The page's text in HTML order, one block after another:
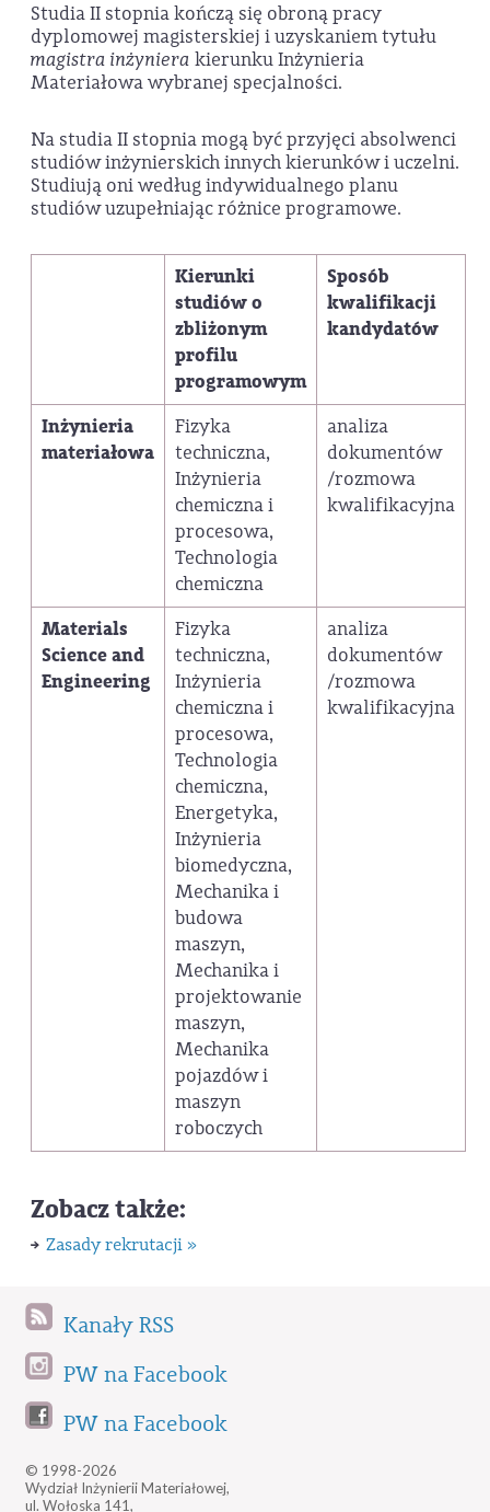
Studia II stopnia kończą się obroną pracy
dyplomowej magisterskiej i uzyskaniem tytułu
magistra inżyniera kierunku Inżynieria
Materiałowa wybranej specjalności.
Na studia II stopnia mogą być przyjęci absolwenci
studiów inżynierskich innych kierunków i uczelni.
Studiują oni według indywidualnego planu
studiów uzupełniając różnice programowe.
Kierunki
studiów o
zbliżonym
profilu
programowym
Sposób
kwalifikacji
kandydatów
Inżynieria
materiałowa
Fizyka
techniczna,
Inżynieria
chemiczna i
procesowa,
Technologia
chemiczna
analiza
dokumentów
/rozmowa
kwalifikacyjna
Materials
Science and
Engineering
Fizyka
techniczna,
Inżynieria
chemiczna i
procesowa,
Technologia
chemiczna,
Energetyka,
Inżynieria
biomedyczna,
Mechanika i
budowa
maszyn,
Mechanika i
projektowanie
maszyn,
Mechanika
pojazdów i
maszyn
roboczych
analiza
dokumentów
/rozmowa
kwalifikacyjna
Zobacz także:
Zasady rekrutacji »
Kanały RSS
PW na Facebook
PW na Facebook
© 1998-2026
Wydział Inżynierii Materiałowej,
ul. Wołoska 141,